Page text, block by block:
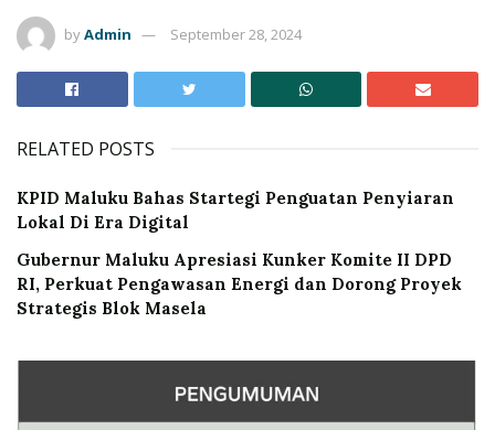
byAdmin September 28, 2024
RELATED POSTS
KPID Maluku Bahas Startegi Penguatan Penyiaran
Lokal Di Era Digital
Gubernur Maluku Apresiasi Kunker Komite II DPD
RI, Perkuat Pengawasan Energi dan Dorong Proyek
Strategis Blok Masela